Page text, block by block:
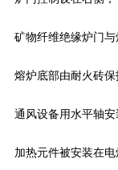
矿物纤维绝缘炉门与
熔炉底部由耐火砖保
通风设备用水平轴安
加热元件被安装在电